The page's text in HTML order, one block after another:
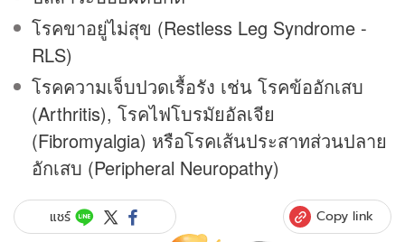
โรคขาอยู่ไม่สุข (Restless Leg Syndrome -
RLS)
โรคความเจ็บปวดเรื้อรัง เช่น โรคข้ออักเสบ
(Arthritis), โรคไฟโบรมัยอัลเจีย
(Fibromyalgia) หรือโรคเส้นประสาทส่วนปลาย
อักเสบ (Peripheral Neuropathy)
แชร์ Copy link